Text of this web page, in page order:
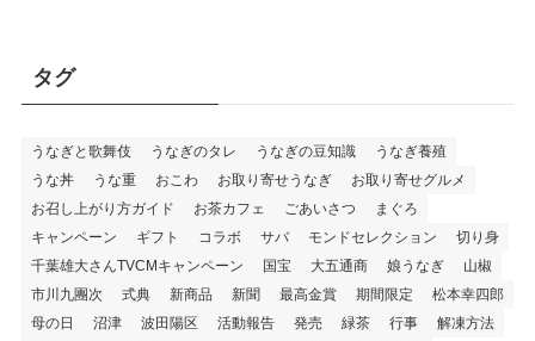
タグ
うなぎと歌舞伎 うなぎのタレ うなぎの豆知識
うなぎ養殖
うな丼
うな重 おこわ お取り寄せうなぎ
お取り寄せグルメ
お召し上がり方ガイド
お茶カフェ ごあいさつ
まぐろ
キャンペーン
ギフト コラボ サバ モンドセレクション
切り身
千葉雄大さんTVCMキャンペーン
国宝 大五通商 娘うなぎ
山椒
市川九團次
式典 新商品 新聞 最高金賞 期間限定
松本幸四郎
母の日
沼津 波田陽区 活動報告 発売 緑茶 行事
解凍方法